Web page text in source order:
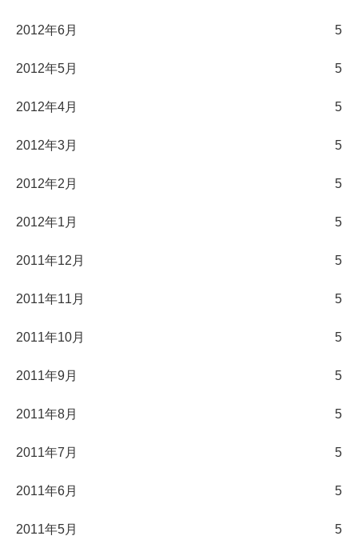
2012年6月 5
2012年5月 5
2012年4月 5
2012年3月 5
2012年2月 5
2012年1月 5
2011年12月 5
2011年11月 5
2011年10月 5
2011年9月 5
2011年8月 5
2011年7月 5
2011年6月 5
2011年5月 5